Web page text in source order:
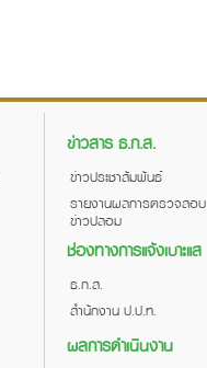
ข่าวสาร ธ.ก.ส.
ข่าวประชาสัมพันธ์
รายงานผลการตรวจสอบ
ข่าวปลอม
ช่องทางการแจ้งเบาะแส
ธ.ก.ส.
สำนักงาน ป.ป.ท.
ผลการดำเนินงาน